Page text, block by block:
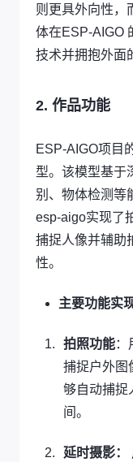
则更具外向性，
体在ESP-AIGO
技术并拥抱外面
2. 作品功能
ESP-AIGO项目
型。该模型基于
别、物体检测等
esp-aigo实现了
捕捉人像并辅助
性。
主要功能实现
拍照功能：
捕捉户外图
够自动捕捉
间。
延时摄影：